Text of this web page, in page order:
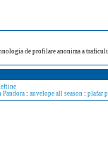
de profilare anonima a
Pandora : anvelope all season : plafar